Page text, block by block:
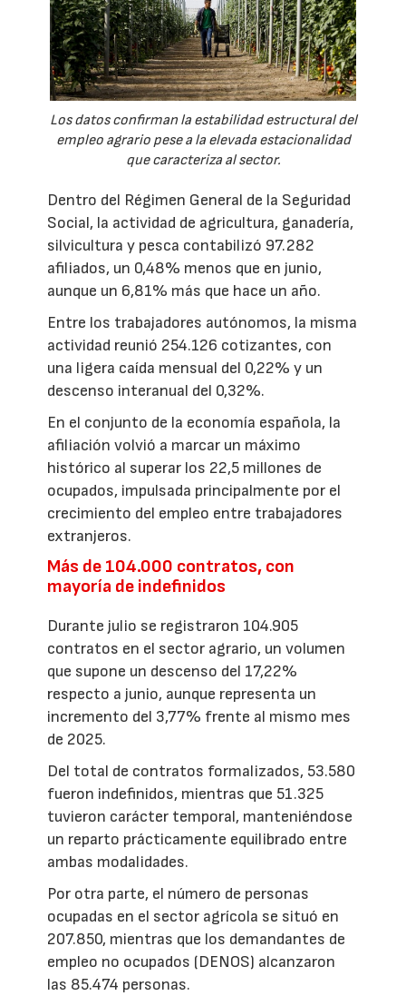
Los datos confirman la estabilidad estructural del
empleo agrario pese a la elevada estacionalidad
que caracteriza al sector.
Dentro del Régimen General de la Seguridad
Social, la actividad de agricultura, ganadería,
silvicultura y pesca contabilizó 97.282
afiliados, un 0,48% menos que en junio,
aunque un 6,81% más que hace un año.
Entre los trabajadores autónomos, la misma
actividad reunió 254.126 cotizantes, con
una ligera caída mensual del 0,22% y un
descenso interanual del 0,32%.
En el conjunto de la economía española, la
afiliación volvió a marcar un máximo
histórico al superar los 22,5 millones de
ocupados, impulsada principalmente por el
crecimiento del empleo entre trabajadores
extranjeros.
Más de 104.000 contratos, con
mayoría de indefinidos
Durante julio se registraron 104.905
contratos en el sector agrario, un volumen
que supone un descenso del 17,22%
respecto a junio, aunque representa un
incremento del 3,77% frente al mismo mes
de 2025.
Del total de contratos formalizados, 53.580
fueron indefinidos, mientras que 51.325
tuvieron carácter temporal, manteniéndose
un reparto prácticamente equilibrado entre
ambas modalidades.
Por otra parte, el número de personas
ocupadas en el sector agrícola se situó en
207.850, mientras que los demandantes de
empleo no ocupados (DENOS) alcanzaron
las 85.474 personas.